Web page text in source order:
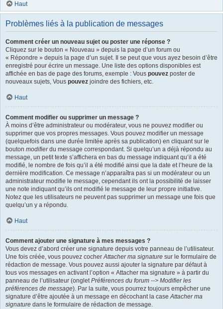
Haut
Problèmes liés à la publication de messages
Comment créer un nouveau sujet ou poster une réponse ?
Cliquez sur le bouton « Nouveau » depuis la page d’un forum ou
« Répondre » depuis la page d’un sujet. Il se peut que vous ayez besoin d’être
enregistré pour écrire un message. Une liste des options disponibles est
affichée en bas de page des forums, exemple : Vous pouvez poster de
nouveaux sujets, Vous pouvez joindre des fichiers, etc.
Haut
Comment modifier ou supprimer un message ?
À moins d’être administrateur ou modérateur, vous ne pouvez modifier ou
supprimer que vos propres messages. Vous pouvez modifier un message
(quelquefois dans une durée limitée après sa publication) en cliquant sur le
bouton modifierdu message correspondant. Si quelqu’un a déjà répondu au
message, un petit texte s’affichera en bas du message indiquant qu’il a été
modifié, le nombre de fois qu’il a été modifié ainsi que la date et l’heure de la
dernière modification. Ce message n’apparaîtra pas si un modérateur ou un
administrateur modifie le message, cependant ils ont la possibilité de laisser
une note indiquant qu’ils ont modifié le message de leur propre initiative.
Notez que les utilisateurs ne peuvent pas supprimer un message une fois que
quelqu’un y a répondu.
Haut
Comment ajouter une signature à mes messages ?
Vous devez d’abord créer une signature depuis votre panneau de l’utilisateur.
Une fois créée, vous pouvez cocherAttacher ma signature sur le formulaire de
rédaction de message. Vous pouvez aussi ajouter la signature par défaut à
tous vos messages en activant l’option « Attacher ma signature » à partir du
panneau de l’utilisateur (ongletPréférences du forum --> Modifier les
préférences de message). Par la suite, vous pourrez toujours empêcher une
signature d’être ajoutée à un message en décochant la caseAttacher ma
signature dans le formulaire de rédaction de message.